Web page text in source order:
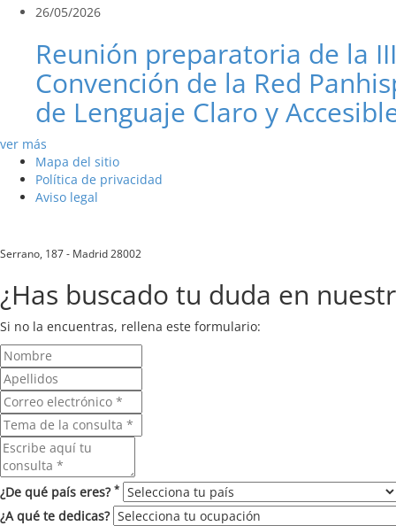
26/05/2026
Reunión preparatoria de la III
Convención de la Red
de Lenguaje Claro y
ver más
Mapa del sitio
Política de privacidad
Aviso legal
Serrano, 187 - Madrid 28002
¿Has buscado tu duda en
Si no la encuentras, rellena este formulario:
¿De qué país eres? *
¿A qué te dedicas?